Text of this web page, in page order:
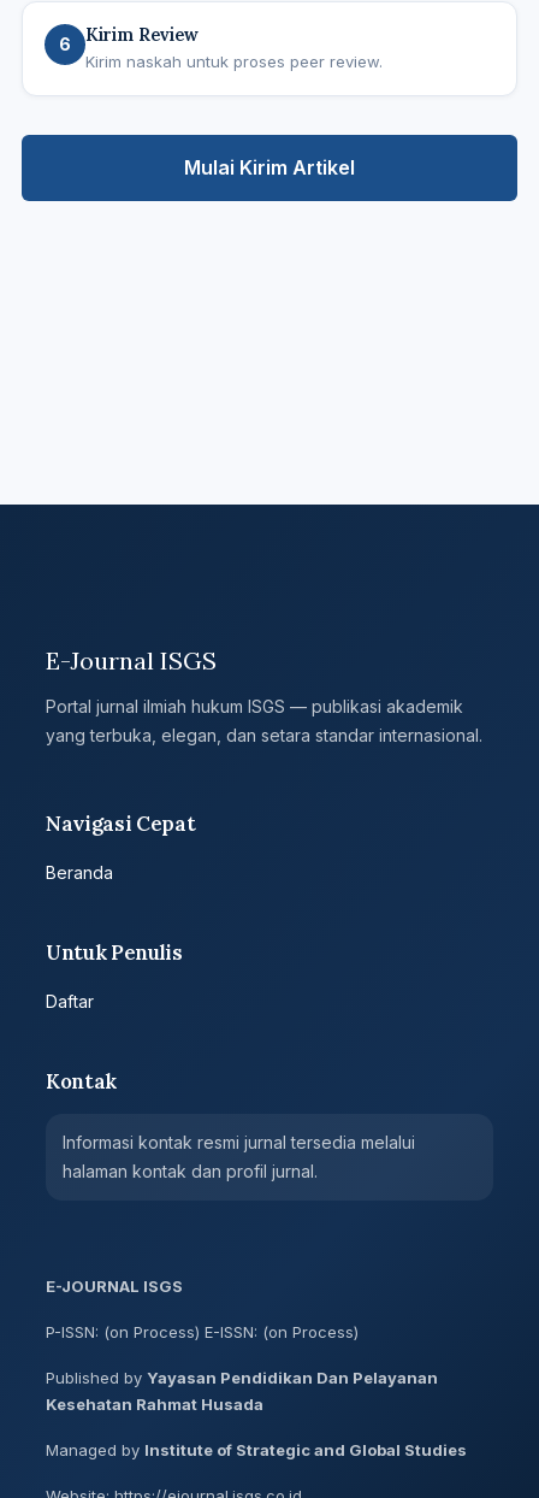
6 Kirim Review
Kirim naskah untuk proses peer review.
Mulai Kirim Artikel
E-Journal ISGS
Portal jurnal ilmiah hukum ISGS — publikasi akademik
yang terbuka, elegan, dan setara standar internasional.
Navigasi Cepat
Beranda
Untuk Penulis
Daftar
Kontak
Informasi kontak resmi jurnal tersedia melalui
halaman kontak dan profil jurnal.
E-JOURNAL ISGS
P-ISSN: (on Process) E-ISSN: (on Process)
Published by Yayasan Pendidikan Dan Pelayanan
Kesehatan Rahmat Husada
Managed by Institute of Strategic and Global Studies